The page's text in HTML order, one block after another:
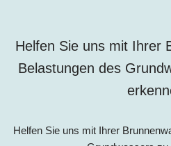
Helfen Sie uns mit Ihrer
Belastungen des
Helfen Sie uns mit Ihrer